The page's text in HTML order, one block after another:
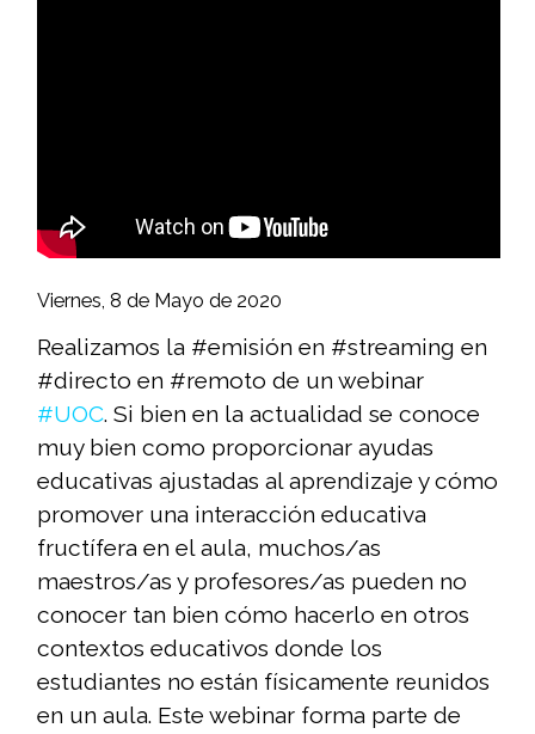
Viernes, 8 de Mayo de 2020
Realizamos la #emisión en #streaming en
#directo en #remoto de un webinar
#UOC. Si bien en la actualidad se conoce
muy bien como proporcionar ayudas
educativas ajustadas al aprendizaje y cómo
promover una interacción educativa
fructífera en el aula, muchos/as
maestros/as y profesores/as pueden no
conocer tan bien cómo hacerlo en otros
contextos educativos donde los
estudiantes no están físicamente reunidos
en un aula. Este webinar forma parte de